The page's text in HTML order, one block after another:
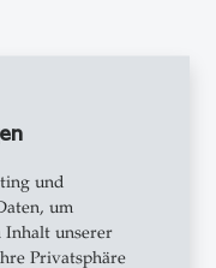
und
um
Inhalt unserer
Privatsphäre
von